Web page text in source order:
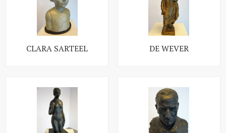
CLARA SARTEEL DE WEVER